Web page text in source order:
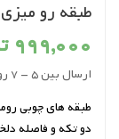
طبقه رو
999,000 تومان
ارسال بین 5 - 7 روز کاری
طبقه های چوبی
دو تکه و فاصله